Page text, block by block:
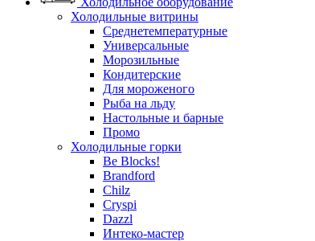
Холодильные витрины
Среднетемпературные
Универсальные
Морозильные
Кондитерские
Для мороженого
Рыба на льду
Настольные и барные
Промо
Холодильные горки
Be Blocks!
Brandford
Chilz
Cryspi
Dazzl
Интеко-мастер